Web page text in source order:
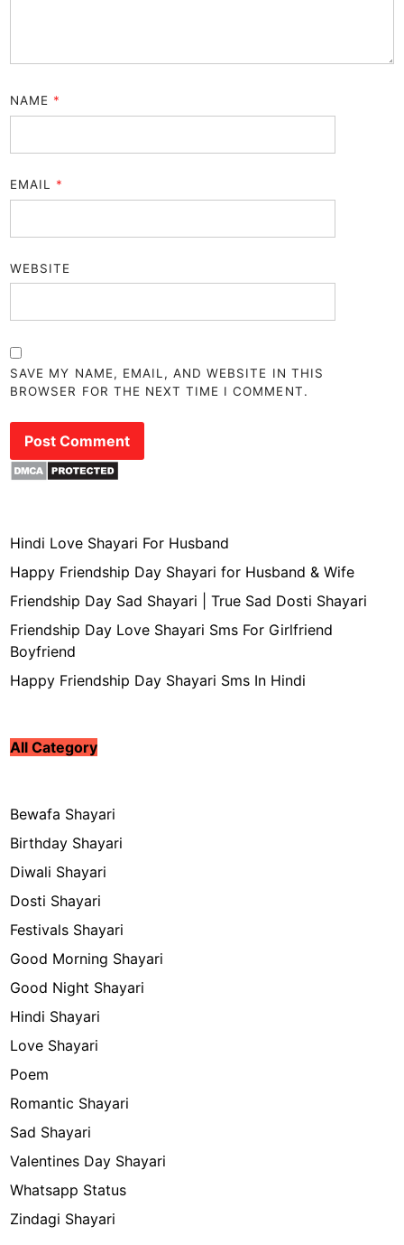
NAME *
EMAIL *
WEBSITE
SAVE MY NAME, EMAIL, AND WEBSITE IN THIS
BROWSER FOR THE NEXT TIME I COMMENT.
Hindi Love Shayari For Husband
Happy Friendship Day Shayari for Husband & Wife
Friendship Day Sad Shayari | True Sad Dosti Shayari
Friendship Day Love Shayari Sms For Girlfriend
Boyfriend
Happy Friendship Day Shayari Sms In Hindi
All Category
Bewafa Shayari
Birthday Shayari
Diwali Shayari
Dosti Shayari
Festivals Shayari
Good Morning Shayari
Good Night Shayari
Hindi Shayari
Love Shayari
Poem
Romantic Shayari
Sad Shayari
Valentines Day Shayari
Whatsapp Status
Zindagi Shayari